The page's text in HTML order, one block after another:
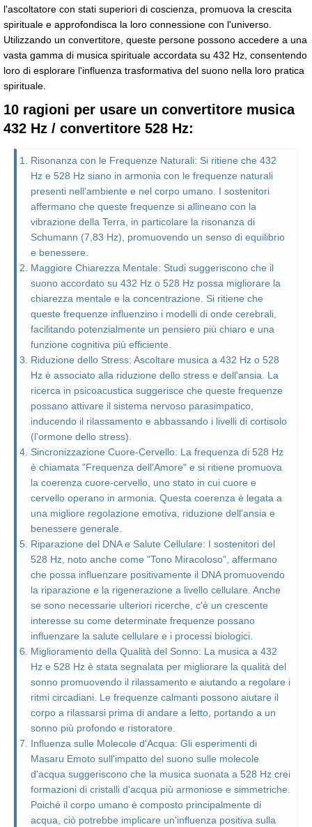
l'ascoltatore con stati superiori di coscienza, promuova la crescita
spirituale e approfondisca la loro connessione con l'universo.
Utilizzando un convertitore, queste persone possono accedere a una
vasta gamma di musica spirituale accordata su 432 Hz, consentendo
loro di esplorare l'influenza trasformativa del suono nella loro pratica
spirituale.
10 ragioni per usare un convertitore musica
432 Hz / convertitore 528 Hz:
Risonanza con le Frequenze Naturali: Si ritiene che 432
Hz e 528 Hz siano in armonia con le frequenze naturali
presenti nell'ambiente e nel corpo umano. I sostenitori
affermano che queste frequenze si allineano con la
vibrazione della Terra, in particolare la risonanza di
Schumann (7,83 Hz), promuovendo un senso di equilibrio
e benessere.
Maggiore Chiarezza Mentale: Studi suggeriscono che il
suono accordato su 432 Hz o 528 Hz possa migliorare la
chiarezza mentale e la concentrazione. Si ritiene che
queste frequenze influenzino i modelli di onde cerebrali,
facilitando potenzialmente un pensiero più chiaro e una
funzione cognitiva più efficiente.
Riduzione dello Stress: Ascoltare musica a 432 Hz o 528
Hz è associato alla riduzione dello stress e dell'ansia. La
ricerca in psicoacustica suggerisce che queste frequenze
possano attivare il sistema nervoso parasimpatico,
inducendo il rilassamento e abbassando i livelli di cortisolo
(l'ormone dello stress).
Sincronizzazione Cuore-Cervello: La frequenza di 528 Hz
è chiamata "Frequenza dell'Amore" e si ritiene promuova
la coerenza cuore-cervello, uno stato in cui cuore e
cervello operano in armonia. Questa coerenza è legata a
una migliore regolazione emotiva, riduzione dell'ansia e
benessere generale.
Riparazione del DNA e Salute Cellulare: I sostenitori del
528 Hz, noto anche come "Tono Miracoloso", affermano
che possa influenzare positivamente il DNA promuovendo
la riparazione e la rigenerazione a livello cellulare. Anche
se sono necessarie ulteriori ricerche, c'è un crescente
interesse su come determinate frequenze possano
influenzare la salute cellulare e i processi biologici.
Miglioramento della Qualità del Sonno: La musica a 432
Hz e 528 Hz è stata segnalata per migliorare la qualità del
sonno promuovendo il rilassamento e aiutando a regolare i
ritmi circadiani. Le frequenze calmanti possono aiutare il
corpo a rilassarsi prima di andare a letto, portando a un
sonno più profondo e ristoratore.
Influenza sulle Molecole d'Acqua: Gli esperimenti di
Masaru Emoto sull'impatto del suono sulle molecole
d'acqua suggeriscono che la musica suonata a 528 Hz crei
formazioni di cristalli d'acqua più armoniose e simmetriche.
Poiché il corpo umano è composto principalmente di
acqua, ciò potrebbe implicare un'influenza positiva sulla